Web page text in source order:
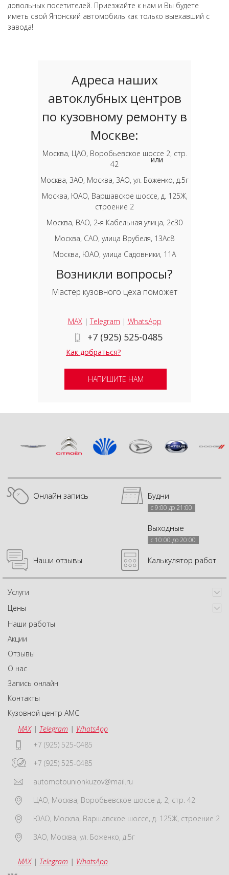
довольных посетителей. Приезжайте к нам и Вы будете
иметь свой Японский автомобиль как только выехавший с
завода!
Адреса наших
автоклубных центров
по кузовному ремонту в
Москве:
Москва, ЦАО, Воробьевское шоссе 2, стр.
42
Москва, ЗАО, Москва, ЗАО, ул. Боженко, д.5г
Москва, ЮАО, Варшавское шоссе, д. 125Ж,
строение 2
Москва, ВАО, 2-я Кабельная улица, 2с30
Москва, САО, улица Врубеля, 13Ас8
Москва, ЮАО, улица Садовники, 11А
Возникли вопросы?
Мастер кузовного цеха поможет
MAX|Telegram | WhatsApp
+7 (925) 525-0485
Как добраться?
или
НАПИШИТЕ НАМ
Онлайн запись Будни
с 9:00 до 21:00
Выходные
с 10:00 до 20:00
Наши отзывы Калькулятор работ
Услуги
Цены
Наши работы
Акции
Отзывы
О нас
Запись онлайн
Контакты
Кузовной центр АМС
MAX| Telegram | WhatsApp
+7 (925) 525-0485
+7 (925) 525-0485
automotounionkuzov@mail.ru
ЦАО, Москва, Воробьевское шоссе д. 2, стр. 42
ЮАО, Москва, Варшавское шоссе, д. 125Ж, строение 2
ЗАО, Москва, ул. Боженко, д.5г
MAX| Telegram | WhatsApp